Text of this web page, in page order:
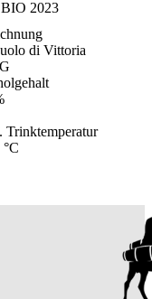
2023
di Vittoria
Trinktemperatur